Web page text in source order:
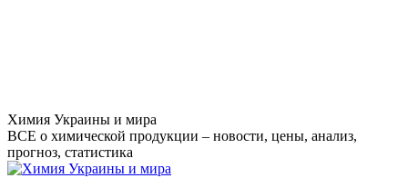
Перейти
к
содержанию
Химия Украины и мира
ВСЕ о химической продукции – новости, цены, анализ,
прогноз, статистика